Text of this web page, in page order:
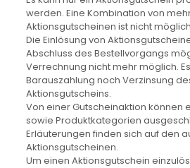
werden. Eine Kombination von
Aktionsgutscheinen ist nicht
Die Einlösung von
Abschluss des Bestellvorgangs
Verrechnung nicht mehr möglich.
Barauszahlung noch Verzinsung
Aktionsgutscheins.
Von einer Gutscheinaktion können
sowie Produktkategorien
Erläuterungen finden sich auf den
Aktionsgutscheinen.
Um einen Aktionsgutschein